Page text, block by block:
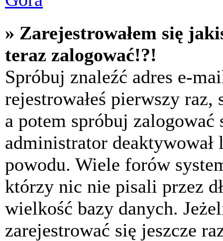
» Zarejestrowałem się
teraz zalogować!?!
Spróbuj znaleźć adres e-
rejestrowałeś pierwszy
a potem spróbuj
administrator deaktywował
powodu. Wiele forów
którzy nic nie pisali przez
wielkość bazy danych.
zarejestrować się jeszcze